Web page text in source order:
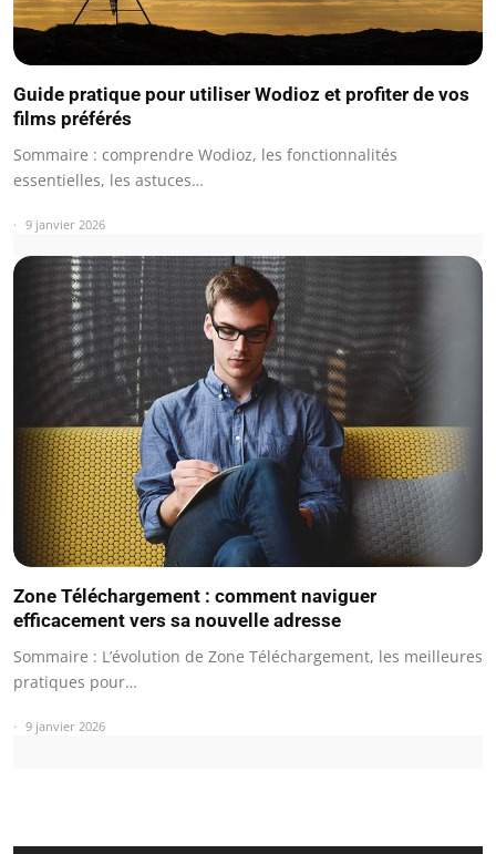
Guide pratique pour utiliser Wodioz et profiter de vos
films préférés
Sommaire : comprendre Wodioz, les fonctionnalités
essentielles, les astuces…
9 janvier 2026
Zone Téléchargement : comment naviguer
efficacement vers sa nouvelle adresse
Sommaire : L’évolution de Zone Téléchargement, les meilleures
pratiques pour…
9 janvier 2026